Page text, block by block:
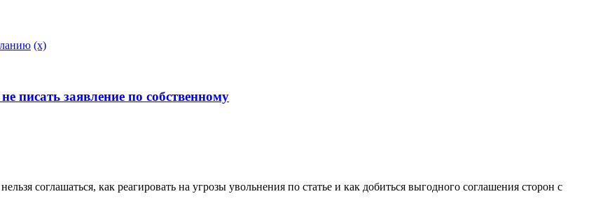
(x)
писать заявление по собственному
соглашаться, как реагировать на угрозы увольнения по статье и как добиться выгодного соглашения сторон с